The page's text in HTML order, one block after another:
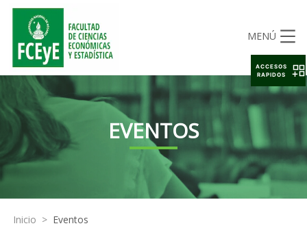
MENÚ
EVENTOS
Inicio > Eventos
ACCESOS
RAPIDOS